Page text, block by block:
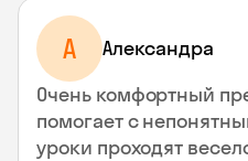
A Aлександра
Очень комфортный
помогает с
уроки проходят